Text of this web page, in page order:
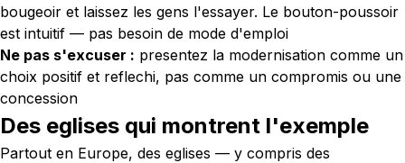
bougeoir et laissez les gens l'essayer. Le bouton-poussoir
est intuitif — pas besoin de mode d'emploi
Ne pas s'excuser : presentez la modernisation comme un
choix positif et reflechi, pas comme un compromis ou une
concession
Des eglises qui montrent l'exemple
Partout en Europe, des eglises — y compris des